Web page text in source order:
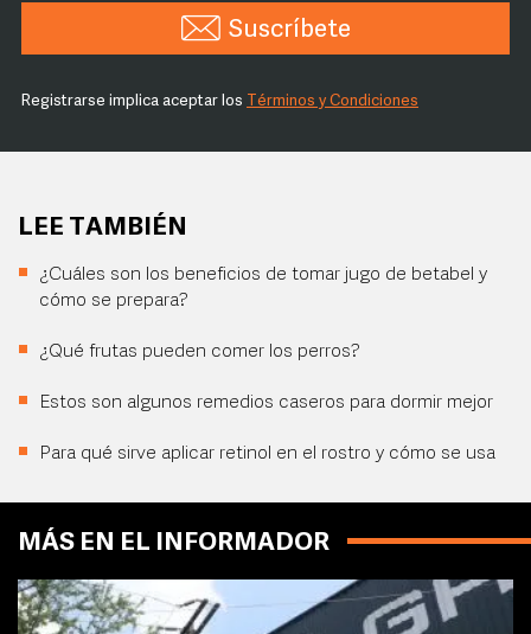
Suscríbete
Registrarse implica aceptar los Términos y Condiciones
LEE TAMBIÉN
¿Cuáles son los beneficios de tomar jugo de betabel y
cómo se prepara?
¿Qué frutas pueden comer los perros?
Estos son algunos remedios caseros para dormir mejor
Para qué sirve aplicar retinol en el rostro y cómo se usa
MÁS EN EL INFORMADOR